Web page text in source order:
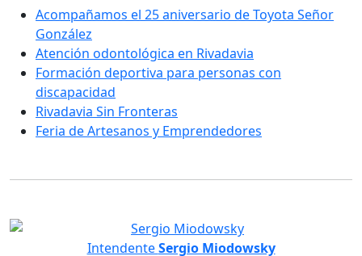
Acompañamos el 25 aniversario de Toyota Señor
González
Atención odontológica en Rivadavia
Formación deportiva para personas con
discapacidad
Rivadavia Sin Fronteras
Feria de Artesanos y Emprendedores
IntendenteSergio Miodowsky